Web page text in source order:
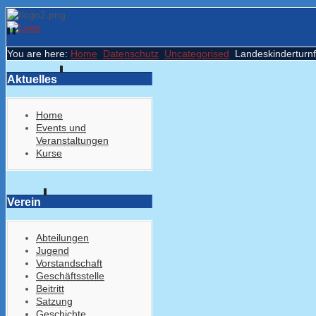
You are here: Home Datenschutz Uncategorised
Aktuelles
Home
Events und
Veranstaltungen
Kurse
Verein
Abteilungen
Jugend
Vorstandschaft
Geschäftsstelle
Beitritt
Satzung
Geschichte